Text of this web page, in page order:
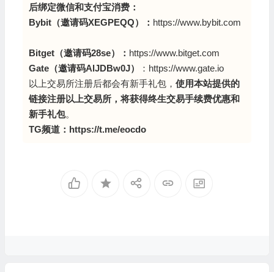
后绑定微信和支付宝消费：
Bybit（邀请码XEGPEQQ）： https://www.bybit.com
Bitget（邀请码28se）： https://www.bitget.com
Gate（邀请码AlJDBw0J）
： https://www.gate.io
以上交易所注册后都会有新手礼包， 使用本站提供的
链接注册以上交易所，将获得终生交易手续费优惠和
新手礼包。
TG频道： https://t.me/eocdo